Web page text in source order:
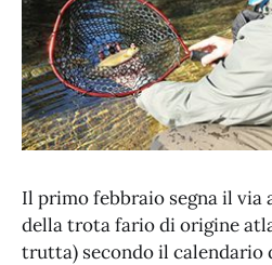
Il primo febbraio segna il via
della trota fario di origine
trutta) secondo il calendario